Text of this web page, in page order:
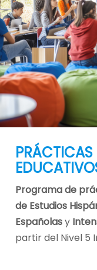
PRÁCTICAS
Programa de
de Estudios
Españolasy
partir del Nivel 5